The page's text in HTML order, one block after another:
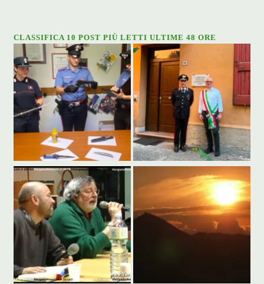
CLASSIFICA 10 POST PIÙ LETTI ULTIME 48 ORE